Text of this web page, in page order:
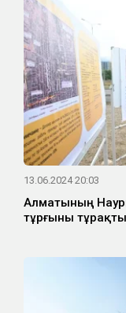
13.06.2024 20:03
Алматының
тұрғыны